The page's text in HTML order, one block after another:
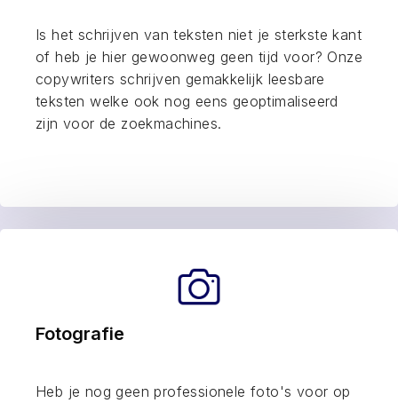
Is het schrijven van teksten niet je sterkste kant
of heb je hier gewoonweg geen tijd voor? Onze
copywriters schrijven gemakkelijk leesbare
teksten welke ook nog eens geoptimaliseerd
zijn voor de zoekmachines.
Fotografie
Heb je nog geen professionele foto's voor op